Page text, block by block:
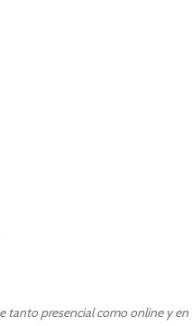
presencial como online y